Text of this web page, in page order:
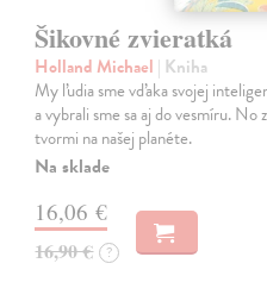
Šikovné zvieratká
Holland Michael | Kniha
My ľudia sme vďaka svojej
a vybrali sme sa aj do vesmíru.
tvormi na našej planéte.
Na sklade
16,06 €
16,90 € ?